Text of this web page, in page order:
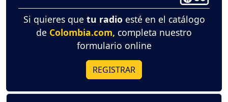
Si quieres que tu radio esté en el catálogo
de Colombia.com, completa nuestro
formulario online
REGISTRAR